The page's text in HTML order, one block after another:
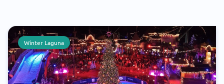
Winter Laguna